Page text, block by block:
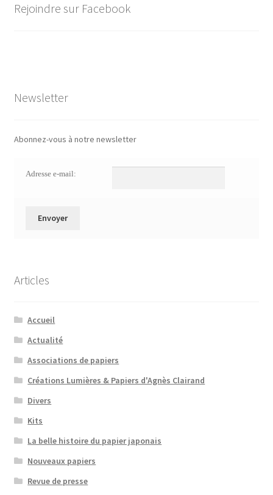
Rejoindre sur Facebook
Newsletter
Abonnez-vous à notre newsletter
Adresse e-mail:
Articles
Accueil
Actualité
Associations de papiers
Créations Lumières & Papiers d'Agnès Clairand
Divers
Kits
La belle histoire du papier japonais
Nouveaux papiers
Revue de presse